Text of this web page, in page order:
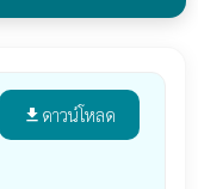
file_download ดาวน์โหลด